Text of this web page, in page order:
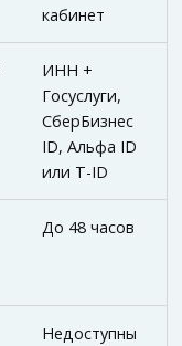
кабинет
ИНН +
Госуслуги,
СберБизнес
ID, Альфа ID
или T-ID
До 48 часов
Недоступны